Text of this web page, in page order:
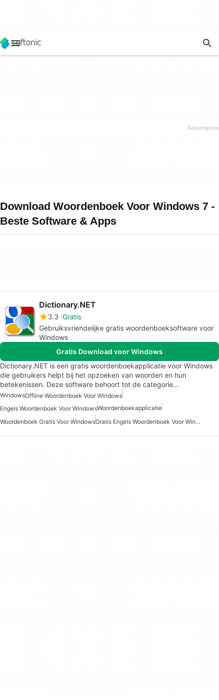
Download Woordenboek Voor Windows 7 -
Beste Software & Apps
Dictionary.NET
3.3 Gratis
Gebruiksvriendelijke gratis woordenboeksoftware voor
Windows
Gratis Download voor Windows
Dictionary.NET is een gratis woordenboekapplicatie voor Windows
die gebruikers helpt bij het opzoeken van woorden en hun
betekenissen. Deze software behoort tot de categorie…
WindowsOffline Woordenboek Voor Windows
Engels Woordenboek Voor WindowsWoordenboekapplicatie
Woordenboek Gratis Voor Windows
Gratis Engels Woordenboek Voor Windows